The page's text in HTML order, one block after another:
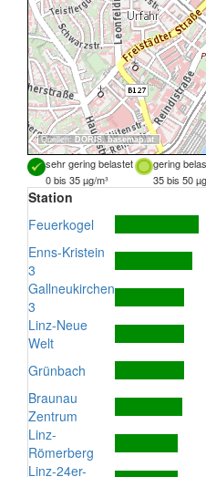
Quellen: DORIS,basemap.at
sehr gering belastet gering
0 bis 35 µg/m³
35 bis 50
Station
Feuerkogel
Enns-Kristein
3
Gallneukirchen
3
Linz-Neue
Welt
Grünbach
Braunau
Zentrum
Linz-
Römerberg
Linz-24er-